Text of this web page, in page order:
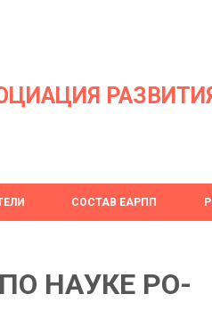
СОСТАВ ЕАРПП
НАУКЕ РО-